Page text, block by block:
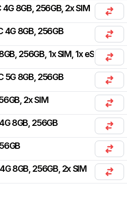
4G 8GB, 256GB, 2x SIM
4G 8GB, 256GB
256GB, 1x SIM, 1x eSIM
5G 8GB, 256GB
2x SIM
8GB, 256GB
8GB, 256GB, 2x SIM